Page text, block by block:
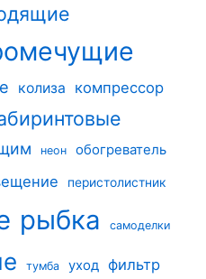
колиза компрессор
неон обогреватель
перистолистник
рыбка самоделки
тумба уход фильтр